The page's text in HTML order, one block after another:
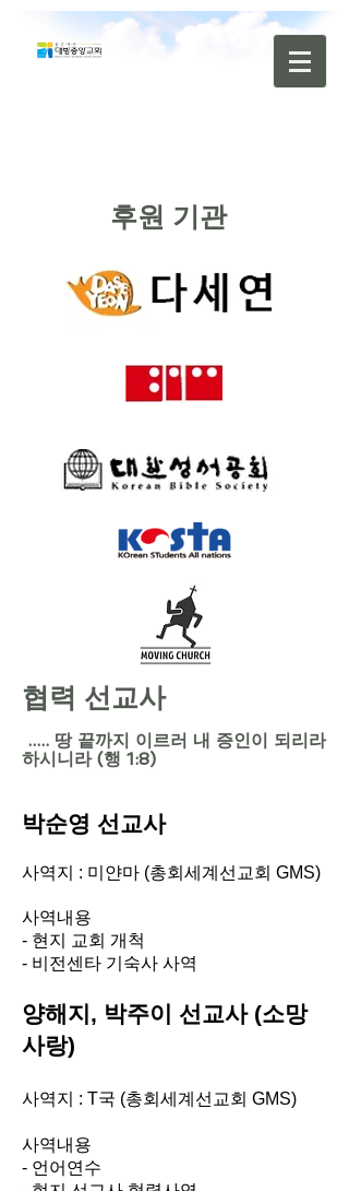
후원 기관
협력 선교사
..... 땅 끝까지 이르러 내 증인이 되리라
하시니라 (행 1:8)
박순영 선교사
사역지 : 미얀마 (총회세계선교회 GMS)
사역내용
- 현지 교회 개척
- 비전센타 기숙사 사역
양해지, 박주이 선교사 (소망
사랑)
사역지 : T국 (총회세계선교회 GMS)
사역내용
- 언어연수